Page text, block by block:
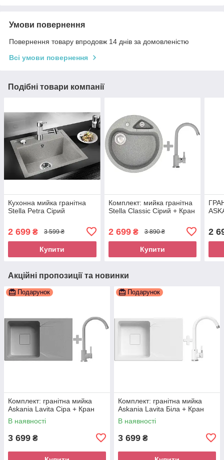
Умови повернення
Повернення товару впродовж 14 днів за домовленістю
Всі умови повернення
Подібні товари компанії
Кухонна мийка гранітна
Stella Petra Сірий
2 699 ₴ 3 599 ₴
Купити
Комплект: мийка гранітна
Stella Classic Сірий + Кран
2 699₴ 3 890 ₴
Купити
2
Акційні пропозиції та новинки
Подарунок
Комплект: гранітна мийка
Askania Lavita Сіра + Кран
В наявності
3 699 ₴
Подарунок
Комплект: гранітна мийка
Askania Lavita Біла + Кран
В наявності
3 699 ₴